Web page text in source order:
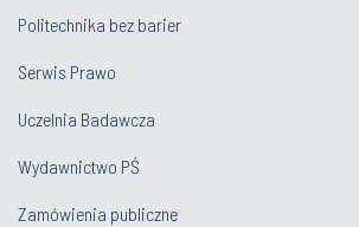
Politechnika bez barier
Serwis Prawo
Uczelnia Badawcza
Wydawnictwo PŚ
Zamówienia publiczne